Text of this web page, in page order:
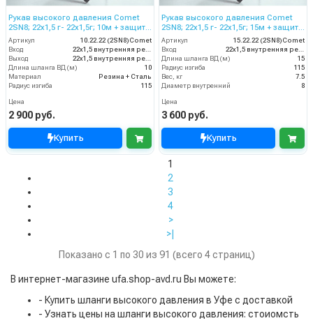
Рукав высокого давления Comet
2SN8; 22х1,5 г- 22х1,5г; 10м + защита
от изгиба
Артикул
10.22.22 (2SN8)Comet
Вход
22х1,5 внутренняя резьба
Выход
22х1,5 внутренняя резьба
Длина шланга ВД (м)
10
Материал
Резина + Сталь
Радиус изгиба
115
Цена
2 900 руб.
Купить
Рукав высокого давления Comet
2SN8; 22х1,5 г- 22х1,5г; 15м + защита
от изгиба
Артикул
15.22.22 (2SN8)Comet
Вход
22х1,5 внутренняя резьба
Длина шланга ВД (м)
15
Радиус изгиба
115
Вес, кг
7.5
Диаметр внутренний
8
Цена
3 600 руб.
Купить
1
2
3
4
>
>|
Показано с 1 по 30 из 91 (всего 4 страниц)
В интернет-магазине ufa.shop-avd.ru Вы можете:
- Купить шланги высокого давления в Уфе с доставкой
- Узнать цены на шланги высокого давления: стоиомсть